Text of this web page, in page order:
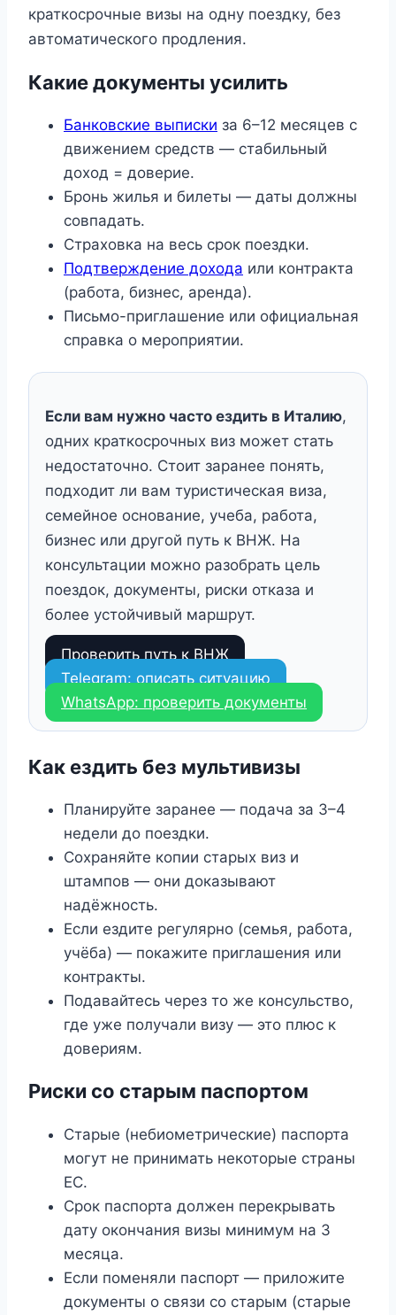
краткосрочные визы на одну поездку, без
автоматического продления.
Какие документы усилить
Банковские выписки за 6–12 месяцев с
движением средств — стабильный
доход = доверие.
Бронь жилья и билеты — даты должны
совпадать.
Страховка на весь срок поездки.
Подтверждение дохода или контракта
(работа, бизнес, аренда).
Письмо-приглашение или официальная
справка о мероприятии.
Если вам нужно часто ездить в Италию,
одних краткосрочных виз может стать
недостаточно. Стоит заранее понять,
подходит ли вам туристическая виза,
семейное основание, учеба, работа,
бизнес или другой путь к ВНЖ. На
консультации можно разобрать цель
поездок, документы, риски отказа и
более устойчивый маршрут.
Проверить путь к ВНЖ
Telegram: описать ситуацию
WhatsApp: проверить документы
Как ездить без мультивизы
Планируйте заранее — подача за 3–4
недели до поездки.
Сохраняйте копии старых виз и
штампов — они доказывают
надёжность.
Если ездите регулярно (семья, работа,
учёба) — покажите приглашения или
контракты.
Подавайтесь через то же консульство,
где уже получали визу — это плюс к
довериям.
Риски со старым паспортом
Старые (небиометрические) паспорта
могут не принимать некоторые страны
ЕС.
Срок паспорта должен перекрывать
дату окончания визы минимум на 3
месяца.
Если поменяли паспорт — приложите
документы о связи со старым (старые